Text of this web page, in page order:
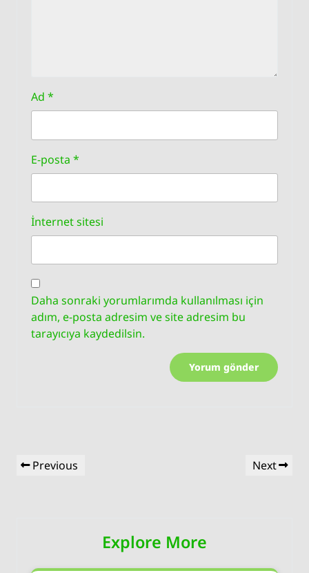
Ad *
E-posta *
İnternet sitesi
Daha sonraki yorumlarımda kullanılması için
adım, e-posta adresim ve site adresim bu
tarayıcıya kaydedilsin.
Yazı
gezinmesi
Previous
Previous
Next
Next
Explore More